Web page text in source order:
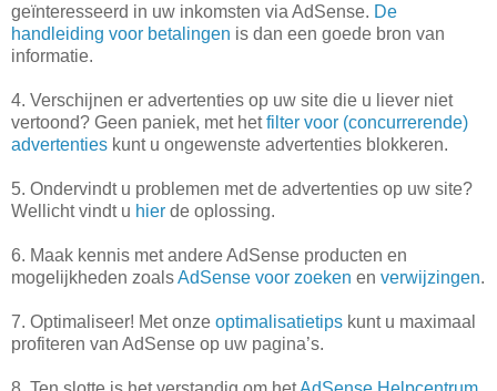
geïnteresseerd in uw inkomsten via AdSense. De
handleiding voor betalingen is dan een goede bron van
informatie.
4. Verschijnen er advertenties op uw site die u liever niet
vertoond? Geen paniek, met hetfilter voor (concurrerende)
advertenties kunt u ongewenste advertenties blokkeren.
5. Ondervindt u problemen met de advertenties op uw site?
Wellicht vindt u hier de oplossing.
6. Maak kennis met andere AdSense producten en
mogelijkheden zoalsAdSense voor zoeken en verwijzingen.
7. Optimaliseer! Met onze optimalisatietips kunt u maximaal
profiteren van AdSense op uw pagina’s.